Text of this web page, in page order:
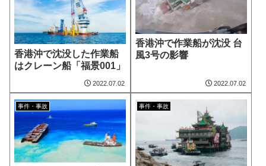
香港沖で沈没した作業船
はクレーン船「福景001」
2022.07.02
香港沖で作業船が沈没 台
風3号の影響
2022.07.02
事件・事故 事件・事故